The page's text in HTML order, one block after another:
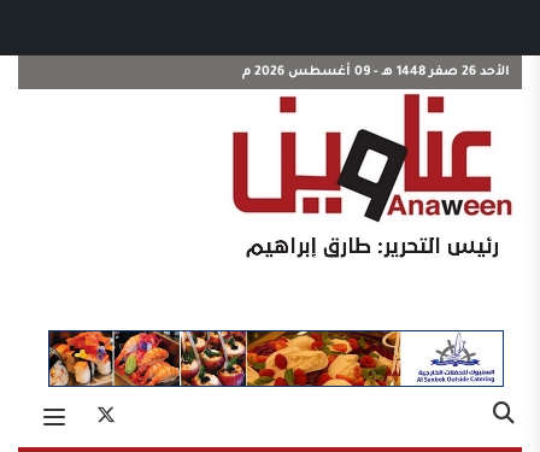
الأحد 26 صفر 1448 هـ - 09 أغسطس 2026 م